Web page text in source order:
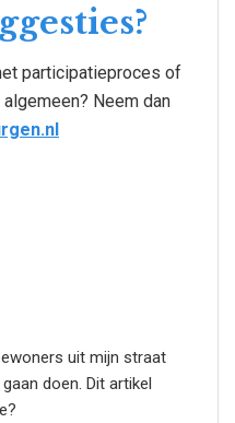
participatieproces of
algemeen? Neem dan
uit mijn straat
doen. Dit artikel